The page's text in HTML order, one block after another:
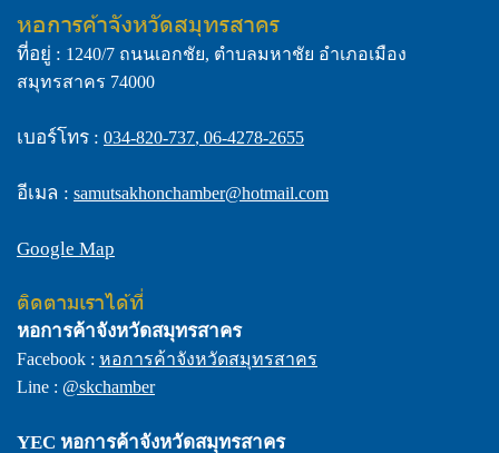
หอการค้าจังหวัดสมุทรสาคร
ที่อยู่ : 1240/7 ถนนเอกชัย, ตำบลมหาชัย อำเภอเมือง
สมุทรสาคร 74000
เบอร์โทร : 034-820-737, 06-4278-2655
อีเมล : samutsakhonchamber@hotmail.com
Google Map
ติดตามเราได้ที่
หอการค้าจังหวัดสมุทรสาคร
Facebook : หอการค้าจังหวัดสมุทรสาคร
Line : @skchamber
YEC หอการค้าจังหวัดสมุทรสาคร